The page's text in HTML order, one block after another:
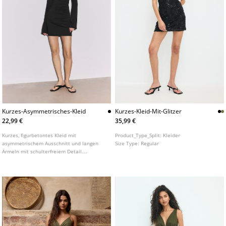
Kurzes-Asymmetrisches-Kleid
22,99 €
Kurzes, figurbetontes Kleid mit
asymmetrischem Ausschnitt und langen
Ärmeln mit schulterfreiem Detail.
Kurzes-Kleid-Mit-Glitzer
35,99 €
Product_Type_Split: Kleider
Size Type: Regular